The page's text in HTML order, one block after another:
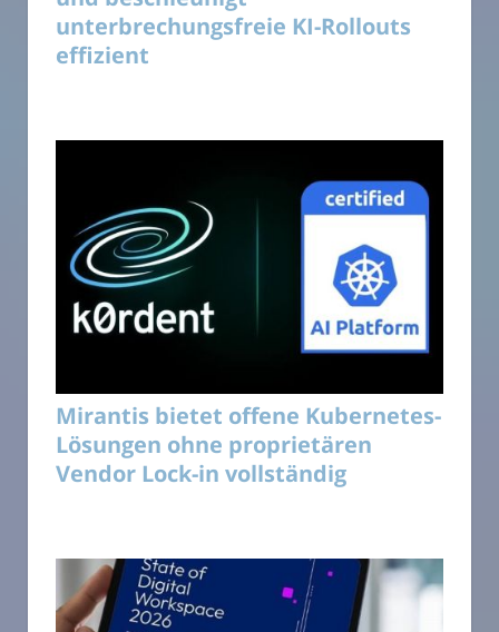
unterbrechungsfreie KI-Rollouts
effizient
Mirantis bietet offene Kubernetes-
Lösungen ohne proprietären
Vendor Lock-in vollständig